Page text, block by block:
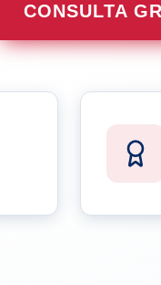
CONSULTA